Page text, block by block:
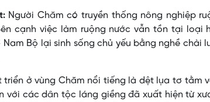
Người Chăm có truyền thống nông nghiệp
cạnh việc làm ruộng nước vẫn tồn tại loại
Bộ lại sinh sống chủ yếu bằng nghề chài
triển ở vùng Chăm nổi tiếng là dệt lụa tơ tằm
với các dân tộc láng giềng đã xuất hiện từ